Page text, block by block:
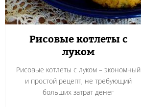
Рисовые котлеты с
луком
Рисовые котлеты с луком – экономный
и простой рецепт, не требующий
больших затрат денег